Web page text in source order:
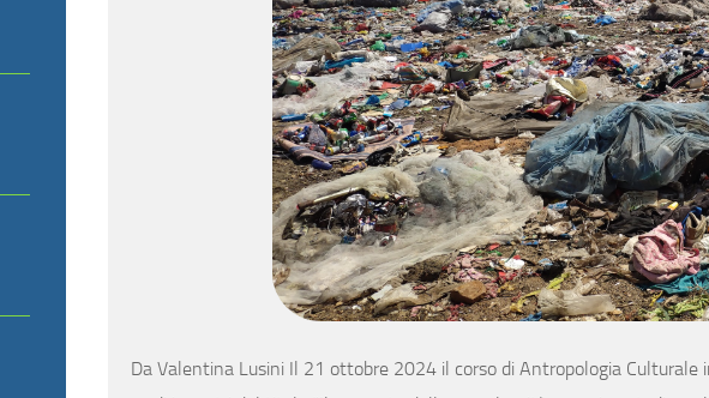
Da Valentina Lusini Il 21 ottobre 2024 il corso di Antropologia